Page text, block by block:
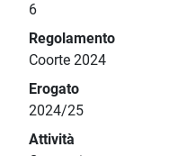
6
Regolamento
Coorte 2024
Erogato
2024/25
Attività